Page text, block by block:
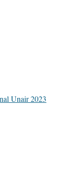
Unair 2023